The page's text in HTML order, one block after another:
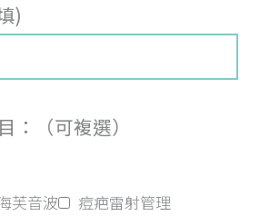
)
：（可複選）
芙音波
痘疤雷射管理